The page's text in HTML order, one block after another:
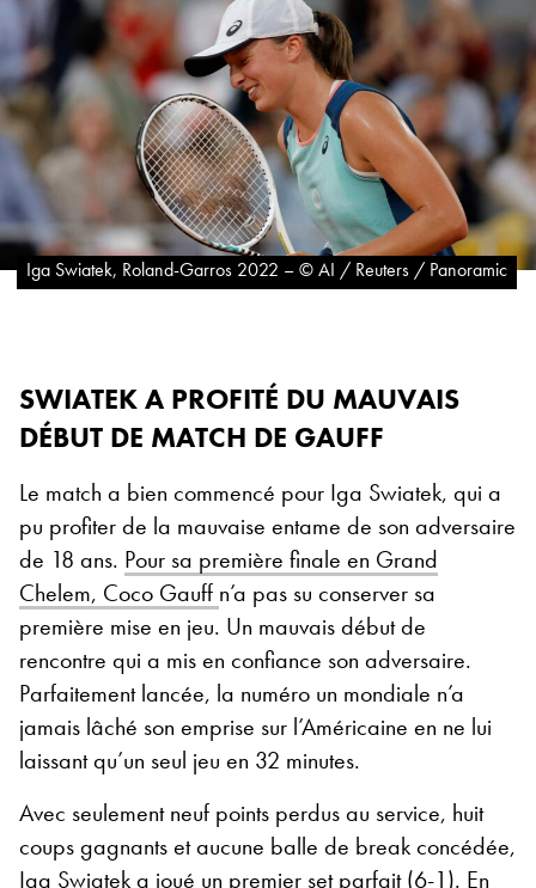
Iga Swiatek, Roland-Garros 2022 – © AI / Reuters / Panoramic
SWIATEK A PROFITÉ DU MAUVAIS
DÉBUT DE MATCH DE GAUFF
Le match a bien commencé pour Iga Swiatek, qui a
pu profiter de la mauvaise entame de son adversaire
de 18 ans. Pour sa première finale en Grand
Chelem, Coco Gauff n’a pas su conserver sa
première mise en jeu. Un mauvais début de
rencontre qui a mis en confiance son adversaire.
Parfaitement lancée, la numéro un mondiale n’a
jamais lâché son emprise sur l’Américaine en ne lui
laissant qu’un seul jeu en 32 minutes.
Avec seulement neuf points perdus au service, huit
coups gagnants et aucune balle de break concédée,
Iga Swiatek a joué un premier set parfait (6-1). En